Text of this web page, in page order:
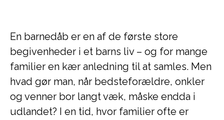
En barnedåb er en af de første store
begivenheder i et barns liv – og for mange
familier en kær anledning til at samles. Men
hvad gør man, når bedsteforældre, onkler
og venner bor langt væk, måske endda i
udlandet? I en tid, hvor familier ofte er